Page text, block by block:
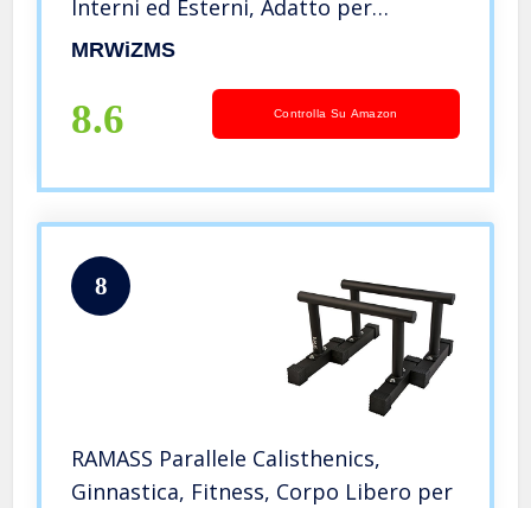
Interni ed Esterni, Adatto per
Aerobica, Fitness e Inversioni, Push
MRWiZMS
8.6 Controlla Su Amazon
8
RAMASS Parallele Calisthenics,
Ginnastica, Fitness, Corpo Libero per